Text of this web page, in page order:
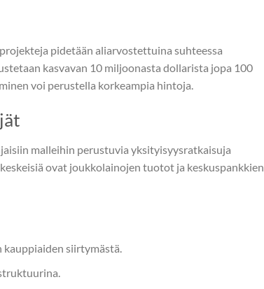
pidetään aliarvostettuina suhteessa
kasvavan 10 miljoonasta dollarista jopa 100
voi perustella korkeampia hintoja.
malleihin perustuvia yksityisyysratkaisuja
ovat joukkolainojen tuotot ja keskuspankkien
kauppiaiden siirtymästä.